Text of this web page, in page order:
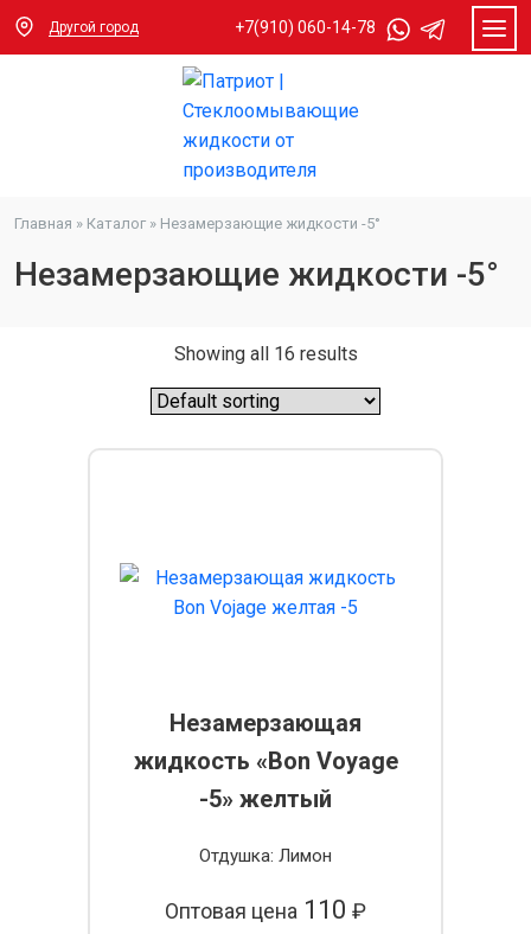
Другой город +7(910) 060-14-78
Главная » Каталог » Незамерзающие жидкости -5°
Незамерзающие жидкости -5°
Showing all 16 results
Незамерзающая
жидкость «Bon Voyage
-5» желтый
Отдушка: Лимон
Оптовая цена 110 ₽